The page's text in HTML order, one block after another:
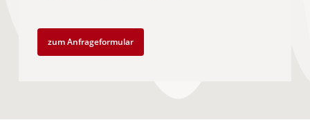
zum Anfrageformular